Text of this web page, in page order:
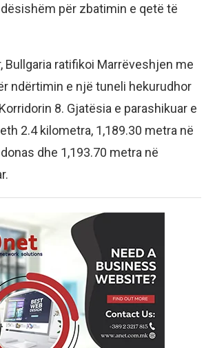
për zbatimin e qetë të
Bullgaria ratifikoi Marrëveshjen me
ndërtimin e një tuneli hekurudhor
8. Gjatësia e parashikuar e
2.4 kilometra, 1,189.30 metra në
dhe 1,193.70 metra në